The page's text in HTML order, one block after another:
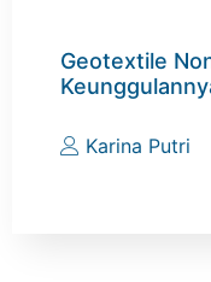
Geotextile
Karina Putri